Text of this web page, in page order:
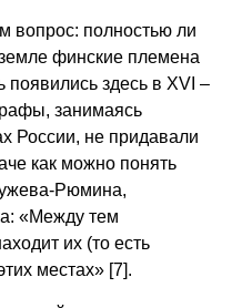
вопрос: полностью ли
финские племена
появились здесь в XVI –
занимаясь
России, не придавали
как можно понять
Рюмина,
«Между тем
их (то есть
местах» [7].